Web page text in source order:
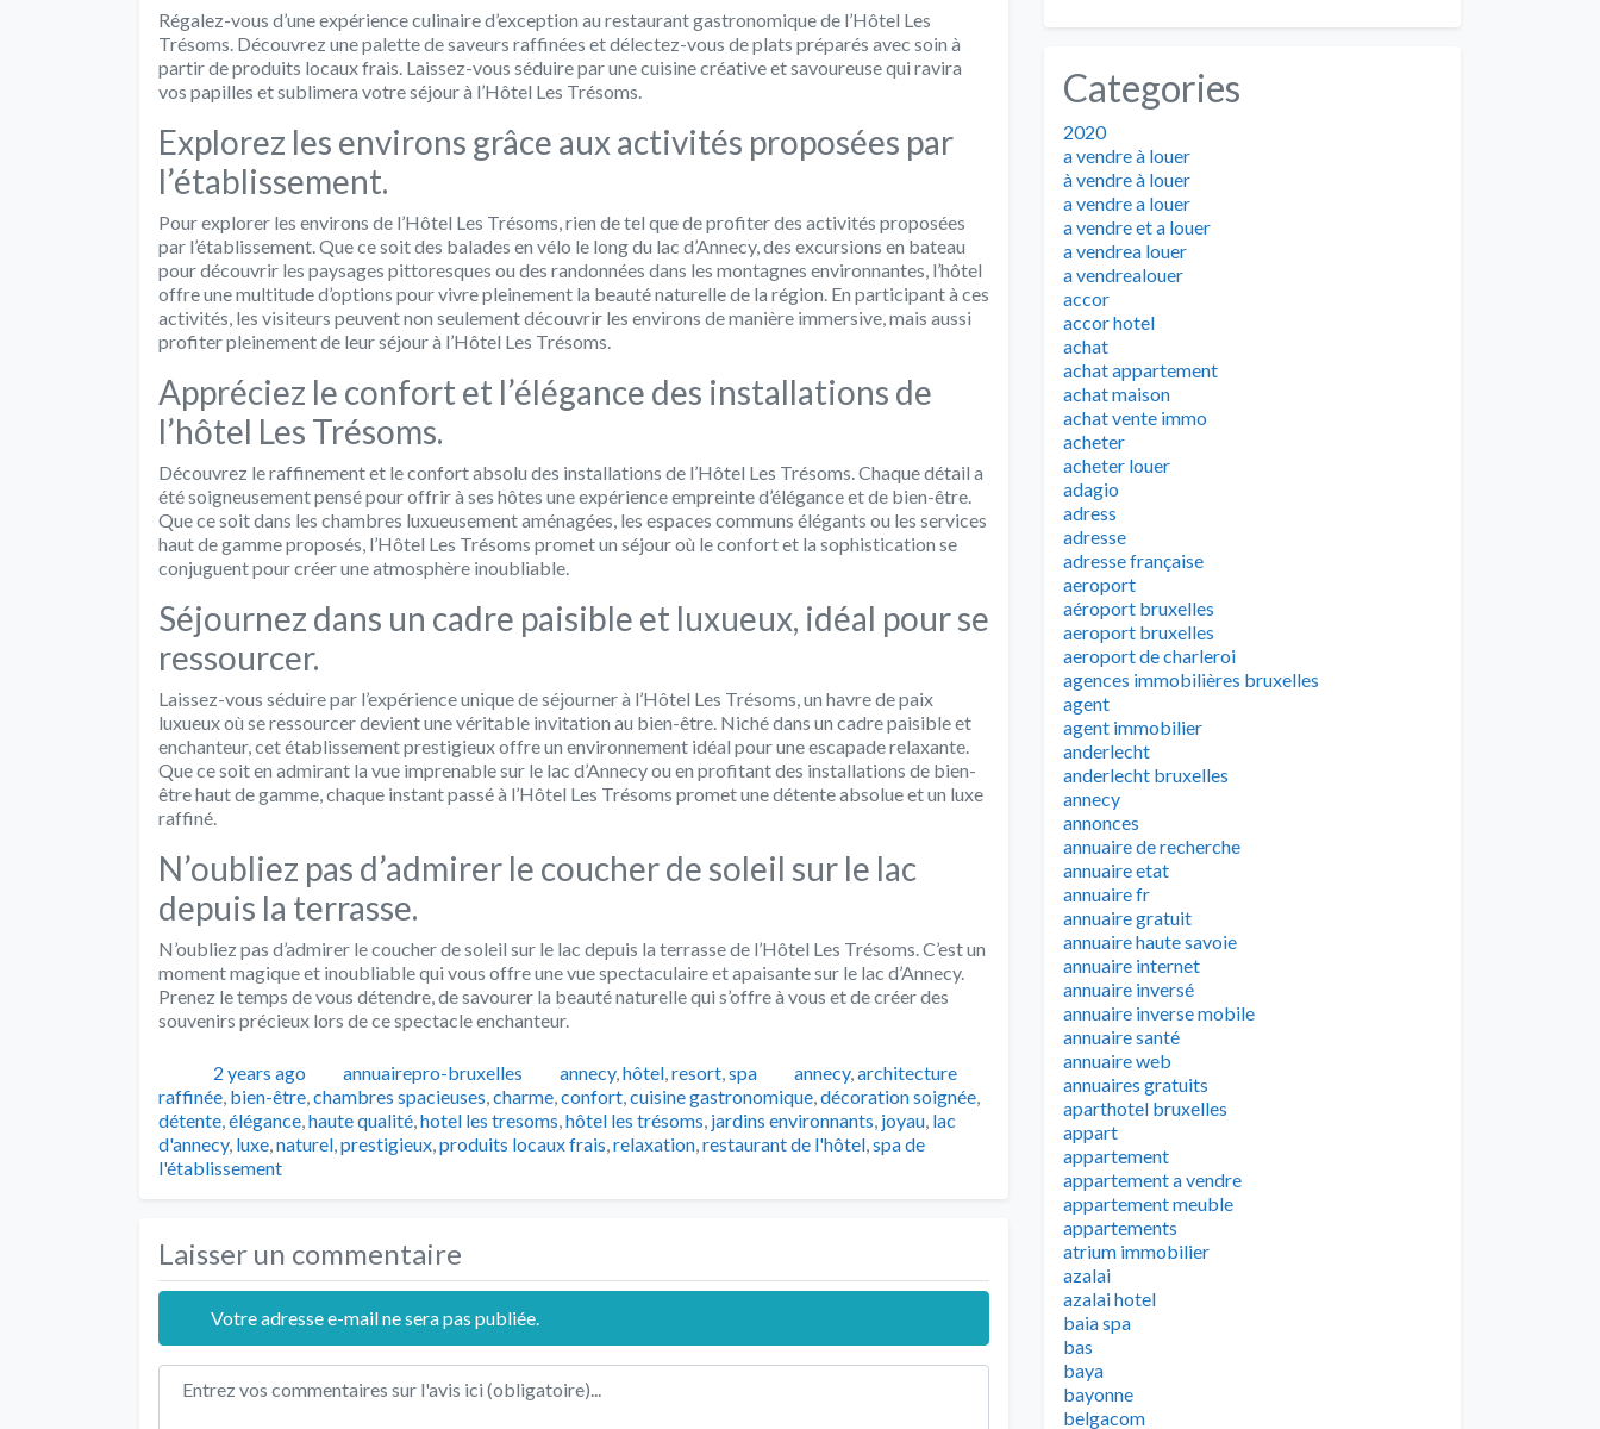
Régalez-vous d’une expérience culinaire d’exception au restaurant gastronomique de l’Hôtel Les
Trésoms. Découvrez une palette de saveurs raffinées et délectez-vous de plats préparés avec soin à
partir de produits locaux frais. Laissez-vous séduire par une cuisine créative et savoureuse qui ravira
vos papilles et sublimera votre séjour à l’Hôtel Les Trésoms.
Explorez les environs grâce aux activités proposées par
l’établissement.
Pour explorer les environs de l’Hôtel Les Trésoms, rien de tel que de profiter des activités proposées
par l’établissement. Que ce soit des balades en vélo le long du lac d’Annecy, des excursions en bateau
pour découvrir les paysages pittoresques ou des randonnées dans les montagnes environnantes, l’hôtel
offre une multitude d’options pour vivre pleinement la beauté naturelle de la région. En participant à ces
activités, les visiteurs peuvent non seulement découvrir les environs de manière immersive, mais aussi
profiter pleinement de leur séjour à l’Hôtel Les Trésoms.
Appréciez le confort et l’élégance des installations de
l’hôtel Les Trésoms.
Découvrez le raffinement et le confort absolu des installations de l’Hôtel Les Trésoms. Chaque détail a
été soigneusement pensé pour offrir à ses hôtes une expérience empreinte d’élégance et de bien-être.
Que ce soit dans les chambres luxueusement aménagées, les espaces communs élégants ou les services
haut de gamme proposés, l’Hôtel Les Trésoms promet un séjour où le confort et la sophistication se
conjuguent pour créer une atmosphère inoubliable.
Séjournez dans un cadre paisible et luxueux, idéal pour se
ressourcer.
Laissez-vous séduire par l’expérience unique de séjourner à l’Hôtel Les Trésoms, un havre de paix
luxueux où se ressourcer devient une véritable invitation au bien-être. Niché dans un cadre paisible et
enchanteur, cet établissement prestigieux offre un environnement idéal pour une escapade relaxante.
Que ce soit en admirant la vue imprenable sur le lac d’Annecy ou en profitant des installations de bien-
être haut de gamme, chaque instant passé à l’Hôtel Les Trésoms promet une détente absolue et un luxe
raffiné.
N’oubliez pas d’admirer le coucher de soleil sur le lac
depuis la terrasse.
N’oubliez pas d’admirer le coucher de soleil sur le lac depuis la terrasse de l’Hôtel Les Trésoms. C’est un
moment magique et inoubliable qui vous offre une vue spectaculaire et apaisante sur le lac d’Annecy.
Prenez le temps de vous détendre, de savourer la beauté naturelle qui s’offre à vous et de créer des
souvenirs précieux lors de ce spectacle enchanteur.
Publié2 years ago Auteur
annuairepro-bruxelles Catégories
annecy,hôtel,resort,spa Tags
annecy,architecture
raffinée, bien-être,chambres spacieuses,charme,confort,cuisine gastronomique,décoration soignée,
détente,élégance,haute qualité,hotel les tresoms,hôtel les trésoms, jardins environnants, joyau, lac
d'annecy, luxe,naturel,prestigieux,produits locaux frais,relaxation,restaurant de l'hôtel,spa de
l'établissement
Laisser un commentaire
Votre adresse e-mail ne sera pas publiée.
Texte de l'avis
Categories
2020
a vendre à louer
à vendre à louer
a vendre a louer
a vendre et a louer
a vendrea louer
a vendrealouer
accor
accor hotel
achat
achat appartement
achat maison
achat vente immo
acheter
acheter louer
adagio
adress
adresse
adresse française
aeroport
aéroport bruxelles
aeroport bruxelles
aeroport de charleroi
agences immobilières bruxelles
agent
agent immobilier
anderlecht
anderlecht bruxelles
annecy
annonces
annuaire de recherche
annuaire etat
annuaire fr
annuaire gratuit
annuaire haute savoie
annuaire internet
annuaire inversé
annuaire inverse mobile
annuaire santé
annuaire web
annuaires gratuits
aparthotel bruxelles
appart
appartement
appartement a vendre
appartement meuble
appartements
atrium immobilier
azalai
azalai hotel
baia spa
bas
baya
bayonne
belgacom